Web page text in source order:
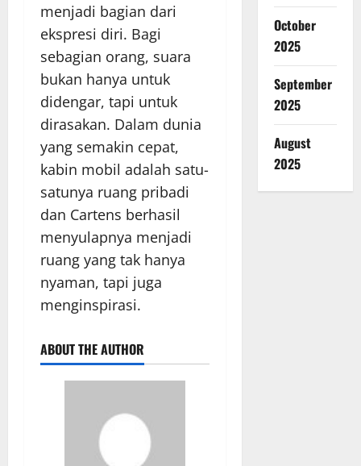
menjadi bagian dari
ekspresi diri. Bagi
sebagian orang, suara
bukan hanya untuk
didengar, tapi untuk
dirasakan. Dalam dunia
yang semakin cepat,
kabin mobil adalah satu-
satunya ruang pribadi
dan Cartens berhasil
menyulapnya menjadi
ruang yang tak hanya
nyaman, tapi juga
menginspirasi.
ABOUT THE AUTHOR
October
2025
September
2025
August
2025